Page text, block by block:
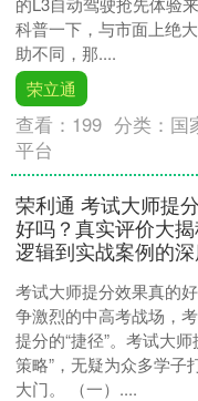
科普一下，与市面上绝
助不同，那....
荣立通
查看： 199 分类： 国
平台
荣利通 考试大师提
好吗？真实评价大
逻辑到实战案例的
考试大师提分效果真的
争激烈的中高考战场，
提分的“捷径”。考试大
策略”，无疑为众多学子
大门。 （一）....